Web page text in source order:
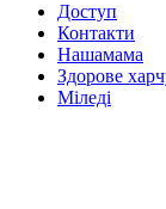
Доступ
Контакти
Нашамама
Здорове
Міледі